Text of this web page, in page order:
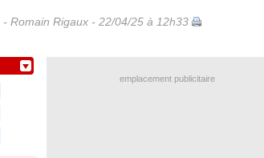
- Romain Rigaux - 22/04/25 à 12h33
emplacement publicitaire